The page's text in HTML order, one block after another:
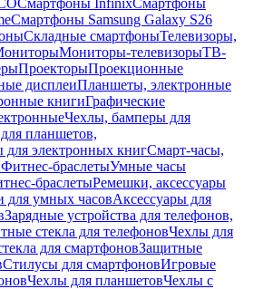
Смартфоны InfinixСмартфоны
Смартфоны Samsung Galaxy S26
Складные смартфоныТелевизоры,
Мониторы-телевизорыТВ-
ПроекторыПроекционные
дисплеиПланшеты, электронные
книгиГрафические
Чехлы, бамперы для
планшетов,
для электронных книгСмарт-часы,
Фитнес-браслетыУмные часы
браслетыРемешки, аксессуары
для умных часовАксессуары для
Зарядные устройства для телефонов,
стекла для телефоновЧехлы для
для смартфоновЗащитные
Стилусы для смартфоновИгровые
Чехлы для планшетовЧехлы с